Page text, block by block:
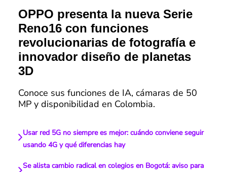
OPPO presenta la nueva Serie
Reno16 con funciones
revolucionarias de fotografía e
innovador diseño de planetas
3D
Conoce sus funciones de IA, cámaras de 50
MP y disponibilidad en Colombia.
Usar red 5G no siempre es mejor: cuándo conviene seguir
usando 4G y qué diferencias hay
Se alista cambio radical en colegios en Bogotá: aviso para